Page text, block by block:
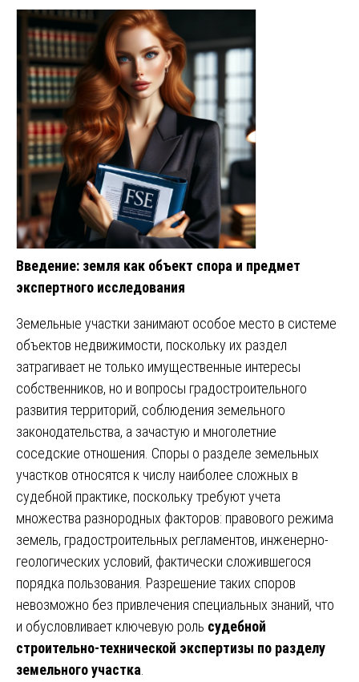
Введение: земля как объект спора и предмет
экспертного исследования
Земельные участки занимают особое место в системе
объектов недвижимости, поскольку их раздел
затрагивает не только имущественные интересы
собственников, но и вопросы градостроительного
развития территорий, соблюдения земельного
законодательства, а зачастую и многолетние
соседские отношения. Споры о разделе земельных
участков относятся к числу наиболее сложных в
судебной практике, поскольку требуют учета
множества разнородных факторов: правового режима
земель, градостроительных регламентов, инженерно-
геологических условий, фактически сложившегося
порядка пользования. Разрешение таких споров
невозможно без привлечения специальных знаний, что
и обусловливает ключевую роль судебной
строительно-технической экспертизы по разделу
земельного участка